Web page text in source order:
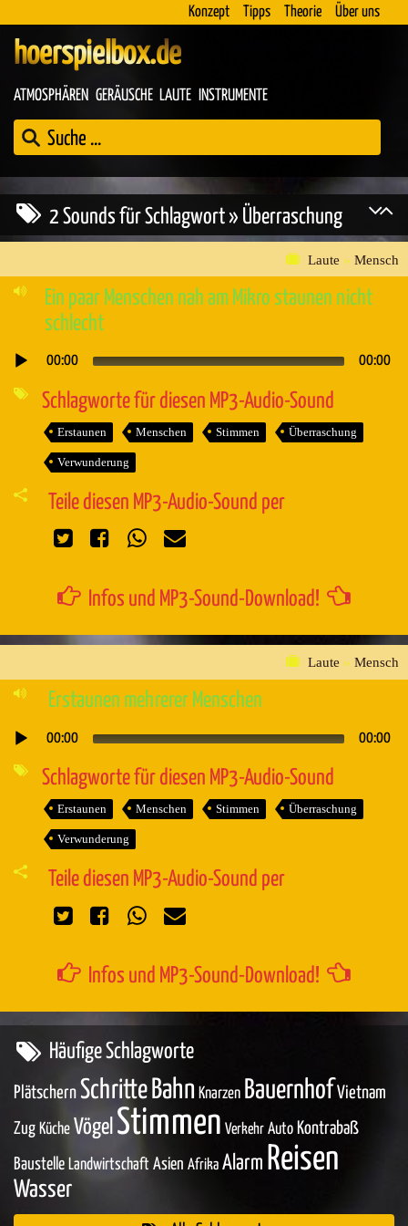
Konzept Tipps Theorie Über uns
hoerspielbox.de
ATMOSPHÄREN GERÄUSCHE LAUTE INSTRUMENTE
2 Sounds für Schlagwort » Überraschung
Laute » Mensch
Ein paar Menschen nah am Mikro staunen nicht
schlecht
Audio-
00:00 00:00
Schlagworte für diesen MP3-Audio-Sound
Erstaunen Menschen Stimmen Überraschung
Verwunderung
Teile diesen MP3-Audio-Sound per
Infos und MP3-Sound-Download!
Laute » Mensch
Erstaunen mehrerer Menschen
Audio-
00:00 00:00
Schlagworte für diesen MP3-Audio-Sound
Erstaunen Menschen Stimmen Überraschung
Verwunderung
Teile diesen MP3-Audio-Sound per
Infos und MP3-Sound-Download!
Häufige Schlagworte
Plätschern Schritte Bahn Knarzen Bauernhof Vietnam
Zug Küche Vögel Stimmen Verkehr Auto Kontrabaß
Baustelle Landwirtschaft Asien Afrika Alarm Reisen
Wasser